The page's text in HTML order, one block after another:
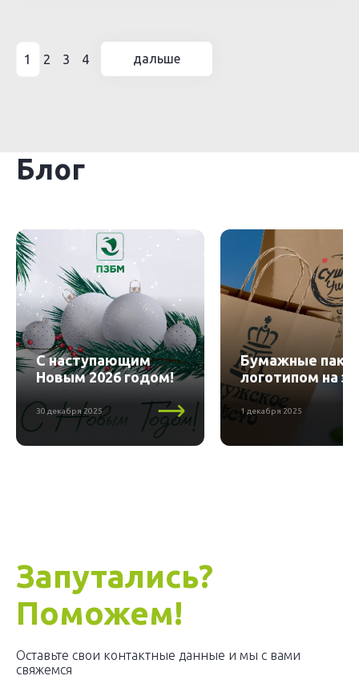
1 2 3 4 дальше
Блог
С наступающим
Новым 2026 годом!
30 декабря 2025
Бумажные
логотипом на
1 декабря 2025
Запутались?
Поможем!
Оставьте свои контактные данные и мы с вами
свяжемся